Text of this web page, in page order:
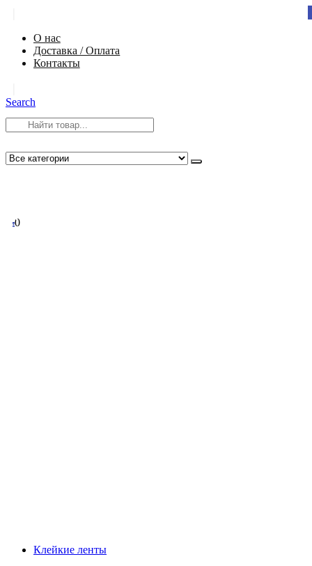
О нас
Доставка / Оплата
Контакты
Search
00
Клейкие ленты